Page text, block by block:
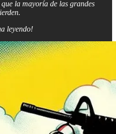
la mayoría de las grandes
leyendo!